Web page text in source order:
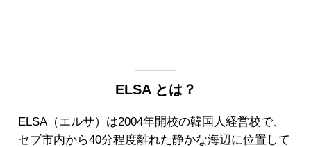
ELSA とは？
ELSA（エルサ）は2004年開校の韓国人経営校で、
セブ市内から40分程度離れた静かな海辺に位置して